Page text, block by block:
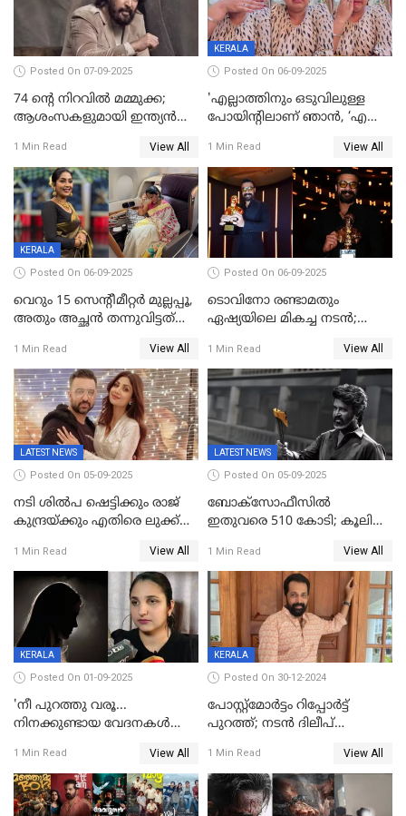
Posted On 07-09-2025
74 ന്റെ നിറവിൽ മമ്മുക്ക;
ആശംസകളുമായി ഇന്ത്യൻ
1 Min Read View All
KERALA
Posted On 06-09-2025
'എല്ലാത്തിനും ഒടുവിലുള്ള
പോയിന്റിലാണ് ഞാൻ, ‘എന്‍റെ
സ്നേഹിച്ചയാള്‍ തന്നെ
വഞ്ചിച്ചുപോയി’, ലൈവ്
വിഡിയോയിൽ
പൊട്ടിക്കരഞ്ഞ് നടി
1 Min Read View All
KERALA
Posted On 06-09-2025
വെറും 15 സെന്റീമീറ്റര്‍ മുല്ലപ്പൂ,
അതും അച്ഛൻ തന്നുവിട്ടത്
ലക്ഷം രൂപ പിഴ; നവ്യ
28ദിവസത്തിനകം പിഴ
അടയ്ക്കണം
1 Min Read View All
Posted On 06-09-2025
ടൊവിനോ രണ്ടാമതും
ഏഷ്യയിലെ മികച്ച നടന്‍;
പുരസ്‌കാരം
1 Min Read View All
LATEST NEWS
Posted On 05-09-2025
നടി ശിൽപ ഷെട്ടിക്കും രാജ്
കുന്ദ്രയ്ക്കും എതിരെ ലുക്ക്
1 Min Read View All
LATEST NEWS
Posted On 05-09-2025
ബോക്സോഫീസിൽ
ഇതുവരെ 510 കോടി; കൂലി
തീയതി പുറത്ത്
1 Min Read View All
KERALA
Posted On 01-09-2025
'നീ പുറത്തു വരൂ...
നിനക്കുണ്ടായ വേദനകള്‍
'കരയേണ്ടതും ഒറ്റപ്പെടേണ്ടതും
വേട്ടക്കാരനാണ്, വേദനകള്‍
സധൈര്യം പറയു;
1 Min Read View All
KERALA
Posted On 30-12-2024
പോസ്റ്റ്‌മോര്‍ട്ടം റിപ്പോര്‍ട്ട്
പുറത്ത്; നടൻ ദിലീപ്
ആന്തരിക രക്തസ്രാവം
1 Min Read View All